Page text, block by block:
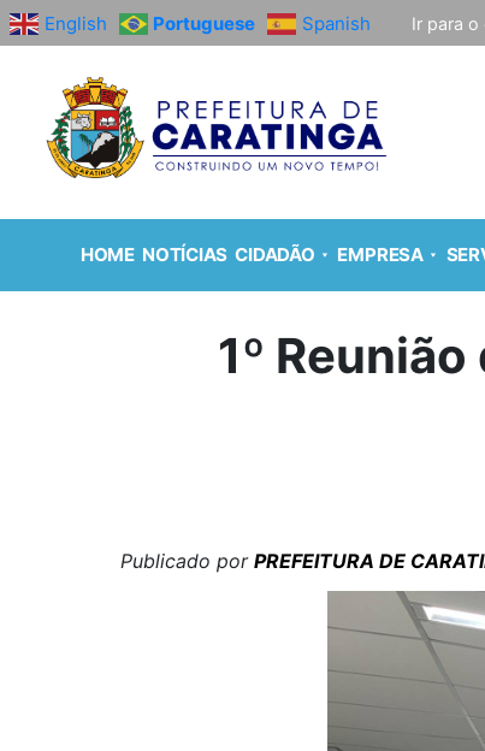
English Portuguese Spanish Ir para o
HOME NOTÍCIAS CIDADÃO EMPRESA
1º
Publicado por PREFEITURA DE